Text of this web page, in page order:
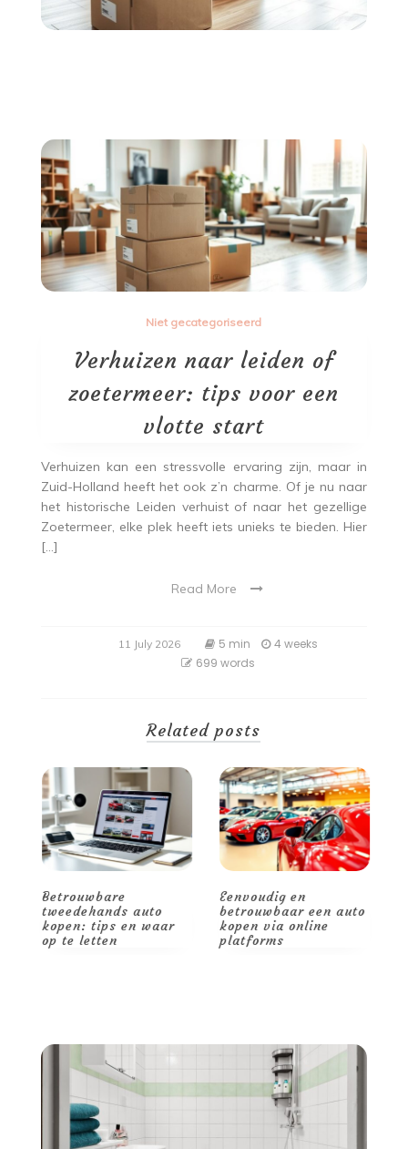
Niet gecategoriseerd
Verhuizen naar leiden of
zoetermeer: tips voor een
vlotte start
Verhuizen kan een stressvolle ervaring zijn, maar in
Zuid-Holland heeft het ook z’n charme. Of je nu naar
het historische Leiden verhuist of naar het gezellige
Zoetermeer, elke plek heeft iets unieks te bieden. Hier
[…]
Read More
11 July 2026 5 min
4 weeks
699 words
Related posts
Betrouwbare
tweedehands auto
kopen: tips en waar
op te letten
Eenvoudig en
betrouwbaar een auto
kopen via online
platforms